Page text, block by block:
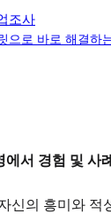
조사
으로 바로 해결하
서 경험 및 사
신의 흥미와